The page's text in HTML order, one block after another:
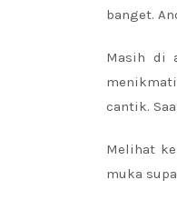
banget.
Masih di
cantik.
Melihat
muka